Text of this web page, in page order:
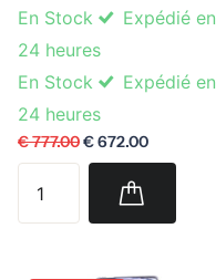
En Stock
Expédié en
24 heures
En Stock
Expédié en
24 heures
€ 777.00€ 672.00